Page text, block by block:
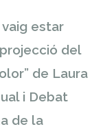
estar
del
de Laura
i Debat
de la